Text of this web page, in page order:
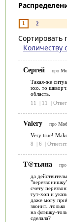
1 2
Сортировать
Количеству
Сергей про
Такая-же
эхо. то
область.
11
| 11 |
Valery про
Very true!
8
| 6 |
Т@тьяна про
да
счету
тут-хоп и
даже могу
на флэшку-
сделала?